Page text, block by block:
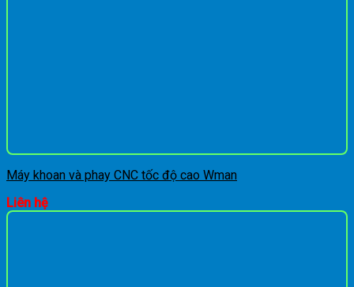
Máy khoan và phay CNC tốc độ cao Wman
Liên hệ